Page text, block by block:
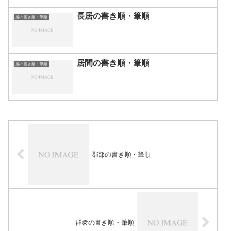
居の書き順・筆順 長居の書き順・筆順
居の書き順・筆順 居間の書き順・筆順
郡部の書き順・筆順
群衆の書き順・筆順